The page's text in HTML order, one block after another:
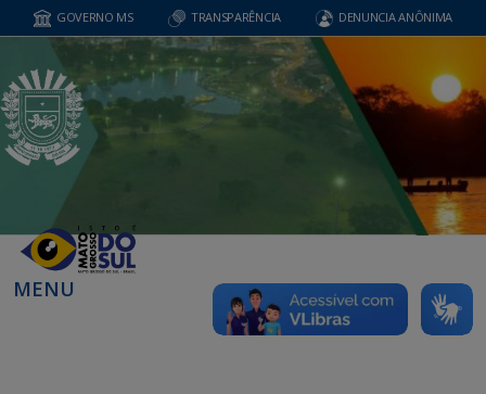
GOVERNO MS TRANSPARÊNCIA DENUNCIA ANÔNIMA
MENU